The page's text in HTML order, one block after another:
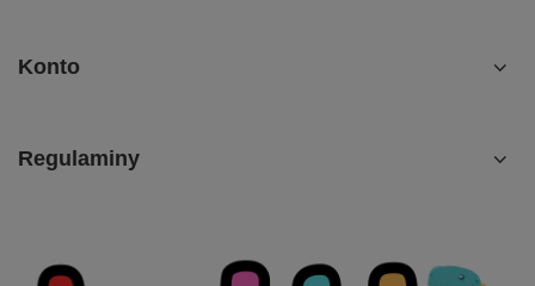
Konto
Regulaminy